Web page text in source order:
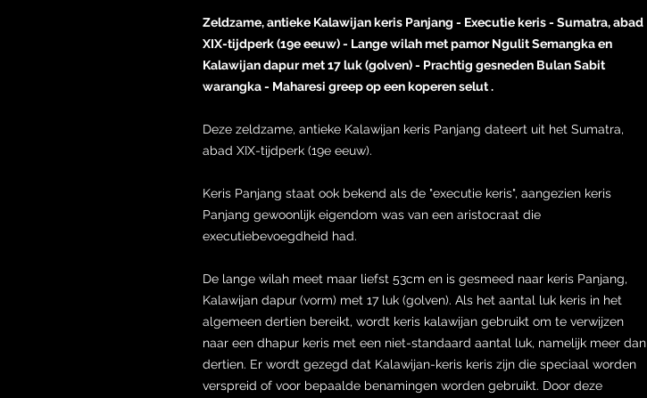
Zeldzame, antieke Kalawijan keris Panjang - Executie keris - Sumatra, abad
XIX-tijdperk (19e eeuw) - Lange wilah met pamor Ngulit Semangka en
Kalawijan dapur met 17 luk (golven) - Prachtig gesneden Bulan Sabit
warangka - Maharesi greep op een koperen selut .
Deze zeldzame, antieke Kalawijan keris Panjang dateert uit het Sumatra,
abad XIX-tijdperk (19e eeuw).
Keris Panjang staat ook bekend als de "executie keris", aangezien keris
Panjang gewoonlijk eigendom was van een aristocraat die
executiebevoegdheid had.
De lange wilah meet maar liefst 53cm en is gesmeed naar keris Panjang,
Kalawijan dapur (vorm) met 17 luk (golven). Als het aantal luk keris in het
algemeen dertien bereikt, wordt keris kalawijan gebruikt om te verwijzen
naar een dhapur keris met een niet-standaard aantal luk, namelijk meer dan
dertien. Er wordt gezegd dat Kalawijan-keris keris zijn die speciaal worden
verspreid of voor bepaalde benamingen worden gebruikt. Door deze